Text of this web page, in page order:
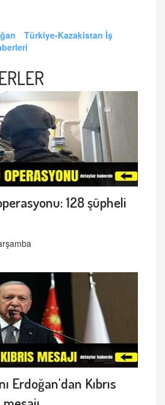
Türkiye-Kazakistan İş
128 şüpheli
Erdoğan'dan Kıbrıs